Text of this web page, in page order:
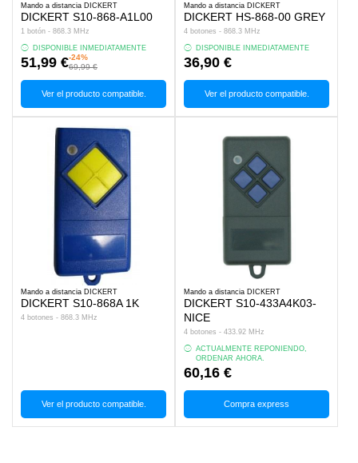
Mando a distancia DICKERT
DICKERT S10-868-A1L00
1 botón - 868.3 MHz
DISPONIBLE INMEDIATAMENTE
51,99 €-24%
69,99 €
Ver el producto compatible.
Mando a distancia DICKERT
DICKERT HS-868-00 GREY
4 botones - 868.3 MHz
DISPONIBLE INMEDIATAMENTE
36,90 €
Ver el producto compatible.
Mando a distancia DICKERT
DICKERT S10-868A 1K
4 botones - 868.3 MHz
Ver el producto compatible.
Mando a distancia DICKERT
DICKERT S10-433A4K03-
NICE
4 botones - 433.92 MHz
ACTUALMENTE REPONIENDO,
ORDENAR AHORA.
60,16 €
Compra express